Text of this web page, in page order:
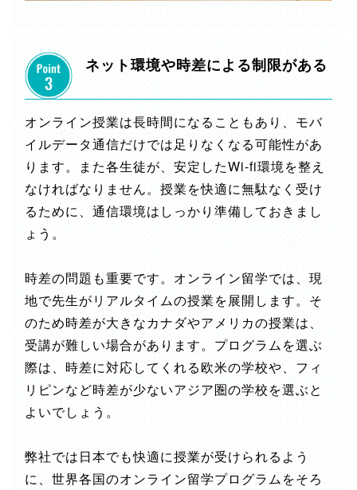
ネット環境や時差による制限がある
オンライン授業は長時間になることもあり、モバ
イルデータ通信だけでは足りなくなる可能性があ
ります。また各生徒が、安定したWi-fi環境を整え
なければなりません。授業を快適に無駄なく受け
るために、通信環境はしっかり準備しておきまし
ょう。
時差の問題も重要です。オンライン留学では、現
地で先生がリアルタイムの授業を展開します。そ
のため時差が大きなカナダやアメリカの授業は、
受講が難しい場合があります。プログラムを選ぶ
際は、時差に対応してくれる欧米の学校や、フィ
リピンなど時差が少ないアジア圏の学校を選ぶと
よいでしょう。
弊社では日本でも快適に授業が受けられるよう
に、世界各国のオンライン留学プログラムをそろ